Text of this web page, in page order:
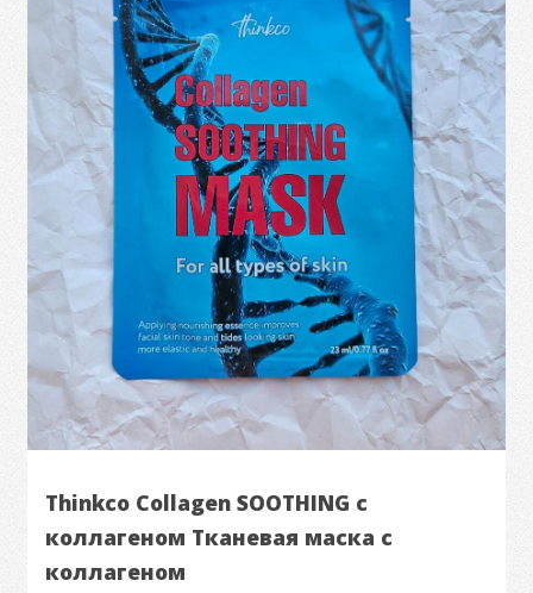
Thinkco Collagen SOOTHING с
коллагеном Тканевая маска с
коллагеном